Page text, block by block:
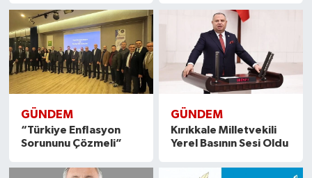
GÜNDEM
“Türkiye Enflasyon
Sorununu Çözmeli”
GÜNDEM
Kırıkkale Milletvekili
Yerel Basının Sesi Oldu